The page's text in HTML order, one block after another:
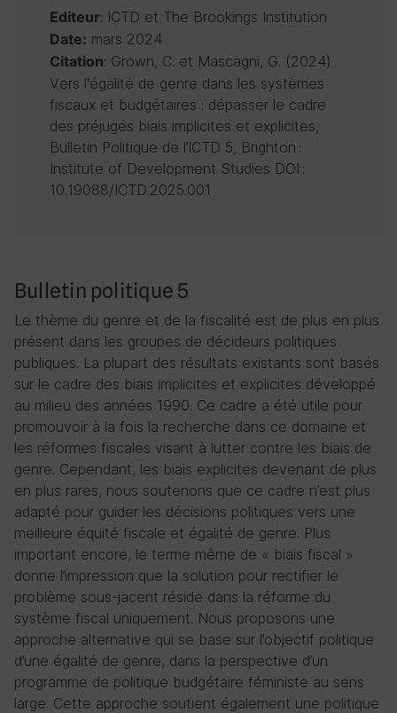
Bulletin politique 5
Le thème du genre et de la fiscalité est de plus en plus
présent dans les groupes de décideurs politiques
publiques. La plupart des résultats existants sont basés
sur le cadre des biais implicites et explicites développé
au milieu des années 1990. Ce cadre a été utile pour
promouvoir à la fois la recherche dans ce domaine et
les réformes fiscales visant à lutter contre les biais de
genre. Cependant, les biais explicites devenant de plus
en plus rares, nous soutenons que ce cadre n’est plus
adapté pour guider les décisions politiques vers une
meilleure équité fiscale et égalité de genre. Plus
important encore, le terme même de « biais fiscal »
donne l’impression que la solution pour rectifier le
problème sous-jacent réside dans la réforme du
système fiscal uniquement. Nous proposons une
approche alternative qui se base sur l’objectif politique
d’une égalité de genre, dans la perspective d’un
programme de politique budgétaire féministe au sens
large. Cette approche soutient également une politique
Editeur: ICTD et The Brookings Institution
Date: mars 2024
Citation: Grown, C. et Mascagni, G. (2024)
Vers l'égalité de genre dans les systèmes
fiscaux et budgétaires : dépasser le cadre
des préjugés biais implicites et explicites,
Bulletin Politique de l’ICTD 5, Brighton :
Institute of Development Studies DOI :
10.19088/ICTD.2025.001